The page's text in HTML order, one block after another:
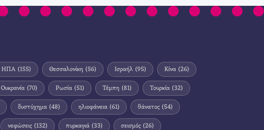
ΗΠΑ (155) Θεσσαλονίκη (56) Ισραήλ (95) Κίνα (26)
Ουκρανία (70) Ρωσία (51) Τέμπη (81) Τουρκία (32)
δυστύχημα (48) ηλιοφάνεια (61) θάνατος (54)
νεφώσεις (132) πυρκαγιά (33) σεισμός (26)